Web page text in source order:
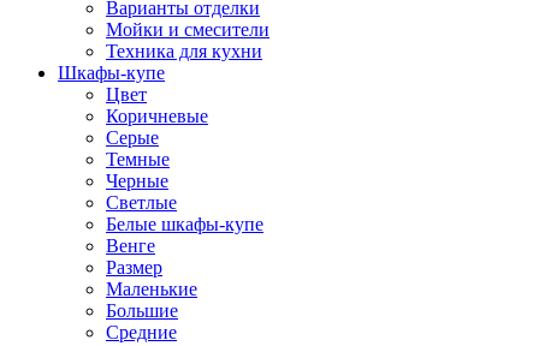
Варианты отделки
Мойки и смесители
Техника для кухни
Шкафы-купе
Цвет
Коричневые
Серые
Темные
Черные
Светлые
Белые шкафы-купе
Венге
Размер
Маленькие
Большие
Средние